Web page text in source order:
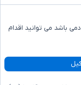
باشد می توانید اقدام